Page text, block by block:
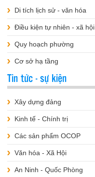
Di tích lịch sử - văn hóa
Điều kiện tự nhiên - xã hội
Quy hoạch phường
Cơ sở hạ tầng
Tin tức - sự kiện
Xây dựng đảng
Kinh tế - Chính trị
Các sản phẩm OCOP
Văn hóa - Xã Hội
An Ninh - Quốc Phòng